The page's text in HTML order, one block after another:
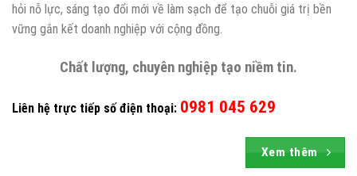
hỏi nỗ lực, sáng tạo đổi mới về làm sạch để tạo chuỗi giá trị bền
vững gắn kết doanh nghiệp với cộng đồng.
Chất lượng, chuyên nghiệp tạo niềm tin.
Liên hệ trực tiếp số điện thoại: 0981 045 629
Xem thêm